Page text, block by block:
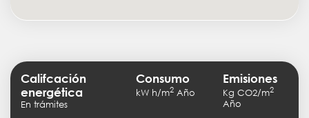
Califcación
energética
En trámites
Consumo
kW h/m2 Año
Emisiones
Kg CO2/m2
Año